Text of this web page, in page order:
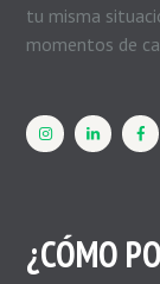
tu misma
momentos de
¿CÓMO